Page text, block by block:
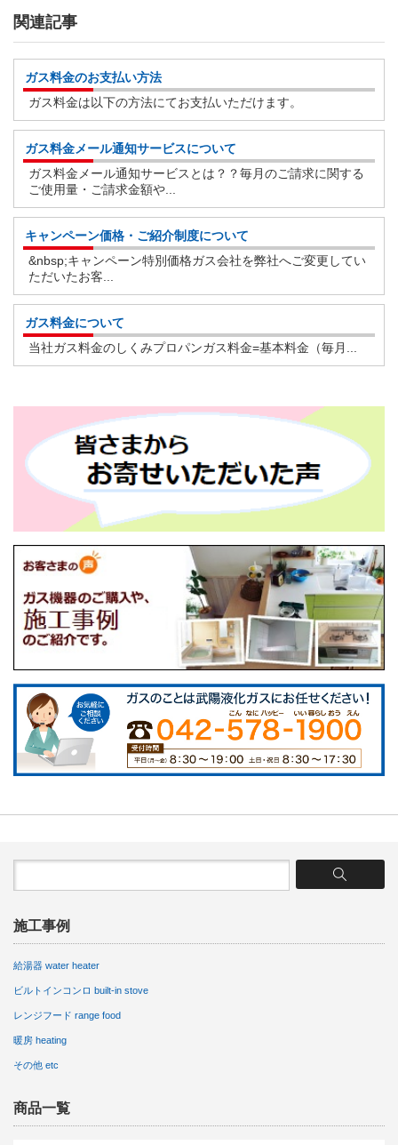
関連記事
ガス料金のお支払い方法
ガス料金は以下の方法にてお支払いただけます。
ガス料金メール通知サービスについて
ガス料金メール通知サービスとは？？毎月のご請求に関する
ご使用量・ご請求金額や...
キャンペーン価格・ご紹介制度について
&nbsp;キャンペーン特別価格ガス会社を弊社へご変更してい
ただいたお客...
ガス料金について
当社ガス料金のしくみプロパンガス料金=基本料金（毎月...
施工事例
給湯器 water heater
ビルトインコンロ built-in stove
レンジフード range food
暖房 heating
その他 etc
商品一覧